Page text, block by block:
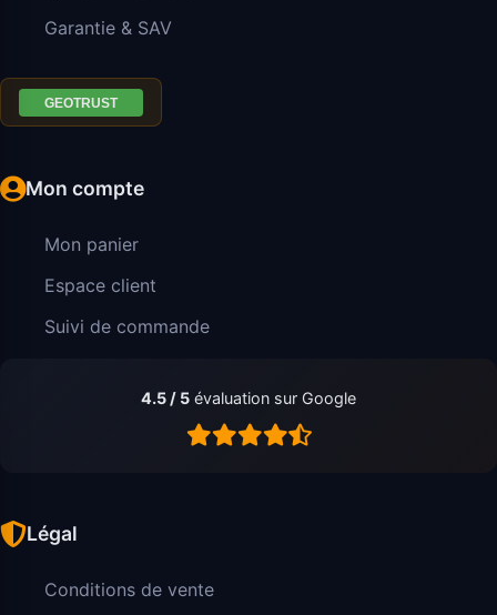
Garantie & SAV
Mon compte
Mon panier
Espace client
Suivi de commande
4.5 / 5 évaluation sur Google
Légal
Conditions de vente